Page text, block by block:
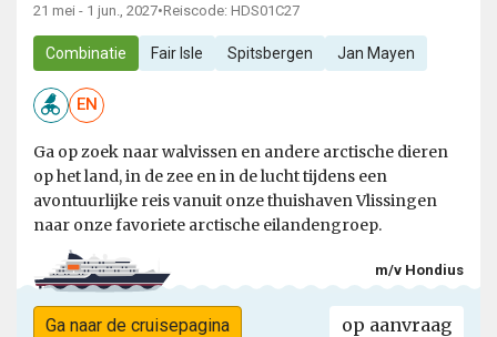
21 mei - 1 jun., 2027•Reiscode: HDS01C27
Combinatie Fair Isle Spitsbergen Jan Mayen
EN
Ga op zoek naar walvissen en andere arctische dieren
op het land, in de zee en in de lucht tijdens een
avontuurlijke reis vanuit onze thuishaven Vlissingen
naar onze favoriete arctische eilandengroep.
m/v Hondius
Ga naar de cruisepagina op aanvraag